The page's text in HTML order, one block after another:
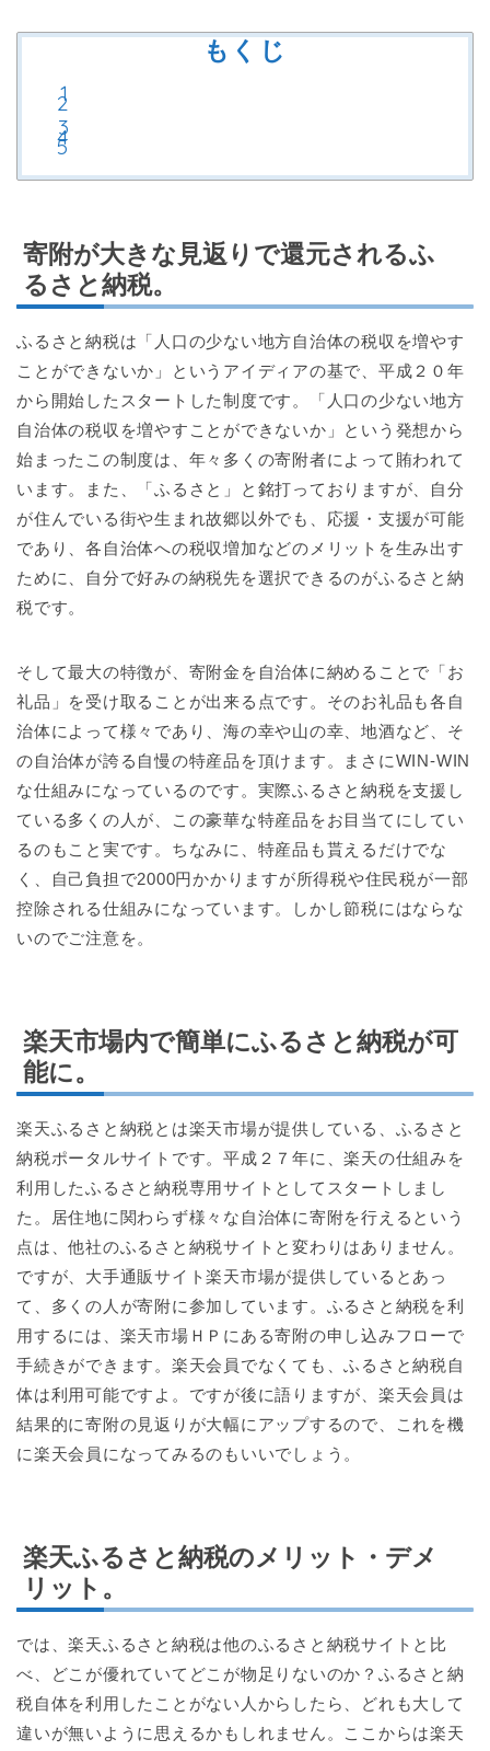
もくじ
寄附が大きな見返りで還元されるふ
るさと納税。
ふるさと納税は「人口の少ない地方自治体の税収を増やす
ことができないか」というアイディアの基で、平成２０年
から開始したスタートした制度です。「人口の少ない地方
自治体の税収を増やすことができないか」という発想から
始まったこの制度は、年々多くの寄附者によって賄われて
います。また、「ふるさと」と銘打っておりますが、自分
が住んでいる街や生まれ故郷以外でも、応援・支援が可能
であり、各自治体への税収増加などのメリットを生み出す
ために、自分で好みの納税先を選択できるのがふるさと納
税です。
そして最大の特徴が、寄附金を自治体に納めることで「お
礼品」を受け取ることが出来る点です。そのお礼品も各自
治体によって様々であり、海の幸や山の幸、地酒など、そ
の自治体が誇る自慢の特産品を頂けます。まさにWIN-WIN
な仕組みになっているのです。実際ふるさと納税を支援し
ている多くの人が、この豪華な特産品をお目当てにしてい
るのもこと実です。ちなみに、特産品も貰えるだけでな
く、自己負担で2000円かかりますが所得税や住民税が一部
控除される仕組みになっています。しかし節税にはならな
いのでご注意を。
楽天市場内で簡単にふるさと納税が可
能に。
楽天ふるさと納税とは楽天市場が提供している、ふるさと
納税ポータルサイトです。平成２７年に、楽天の仕組みを
利用したふるさと納税専用サイトとしてスタートしまし
た。居住地に関わらず様々な自治体に寄附を行えるという
点は、他社のふるさと納税サイトと変わりはありません。
ですが、大手通販サイト楽天市場が提供しているとあっ
て、多くの人が寄附に参加しています。ふるさと納税を利
用するには、楽天市場ＨＰにある寄附の申し込みフローで
手続きができます。楽天会員でなくても、ふるさと納税自
体は利用可能ですよ。ですが後に語りますが、楽天会員は
結果的に寄附の見返りが大幅にアップするので、これを機
に楽天会員になってみるのもいいでしょう。
楽天ふるさと納税のメリット・デメ
リット。
では、楽天ふるさと納税は他のふるさと納税サイトと比
べ、どこが優れていてどこが物足りないのか？ふるさと納
税自体を利用したことがない人からしたら、どれも大して
違いが無いように思えるかもしれません。ここからは楽天